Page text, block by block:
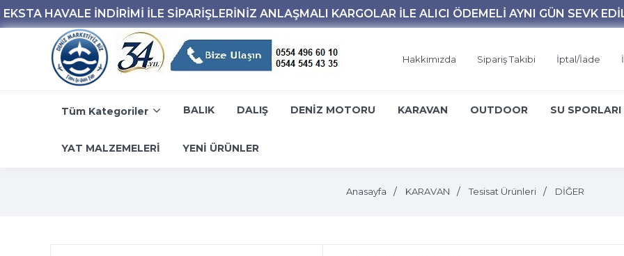
Hakkımızda Sipariş Takibi İptal/İade
Tüm Kategoriler BALIK DALIŞ DENİZ MOTORU KARAVAN OUTDOOR SU SPORLARI
YAT MALZEMELERİ YENİ ÜRÜNLER
Anasayfa KARAVAN Tesisat Ürünleri DİĞER